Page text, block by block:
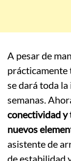
A pesar de
prácticamente
se dará toda
semanas.
conectividad y
nuevos
asistente de
de estabilidad